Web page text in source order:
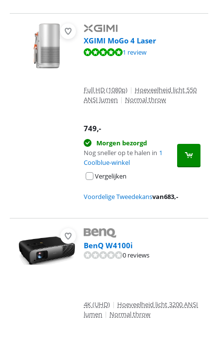
XGIMI MoGo 4 Laser
Beoordeling is 9,5 van de 10, gebaseerd op 1 review.
1 review
Full HD (1080p) | Hoeveelheid licht 550
ANSI lumen | Normal throw
749,-
Morgen bezorgd
Nog sneller op te halen in 1
Coolblue-winkel
Vergelijken
Voordelige Tweedekansvan683,-
BenQ W4100i
0 reviews
4K (UHD) | Hoeveelheid licht 3200 ANSI
lumen | Normal throw